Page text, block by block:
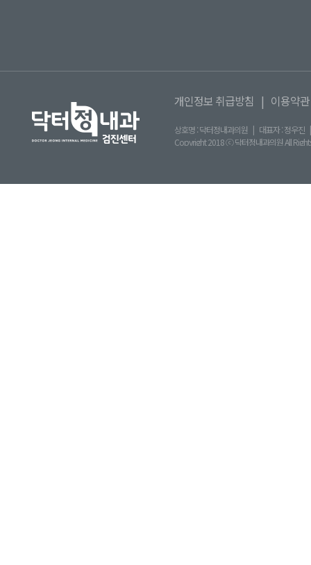
개인정보 취급방침 | 이용약관
상호명 : 닥터정내과의원 | 대표자 : 정우진 |
Copyright 2018 ⓒ 닥터정내과의원 All